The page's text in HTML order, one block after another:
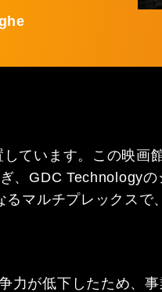
ています。この映
、GDC Technology
マルチプレックスで
が低下したため、